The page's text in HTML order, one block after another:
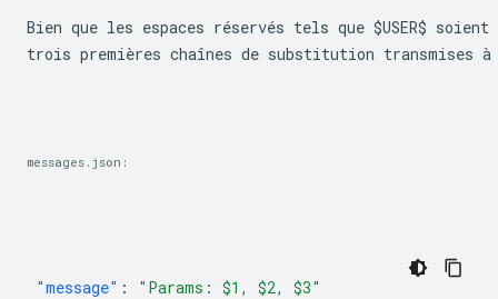
Bien que les espaces réservés tels que $USER$ soient
trois premières chaînes de substitution transmises
messages.json:
"message" : "Params: $1, $2, $3"